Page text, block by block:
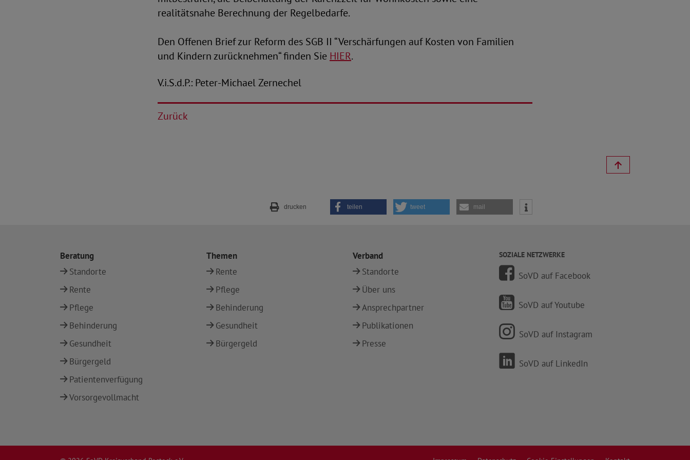
realitätsnahe Berechnung der Regelbedarfe.
Den Offenen Brief zur Reform des SGB II “Verschärfungen auf Kosten von Familien
und Kindern zurücknehmen“ finden Sie HIER.
V.i.S.d.P.: Peter-Michael Zernechel
Zurück
drucken teilen tweet mail
Beratung
Standorte
Rente
Pflege
Behinderung
Gesundheit
Bürgergeld
Patientenverfügung
Vorsorgevollmacht
Themen
Rente
Pflege
Behinderung
Gesundheit
Bürgergeld
Verband
Standorte
Über uns
Ansprechpartner
Publikationen
Presse
SOZIALE NETZWERKE
SoVD auf Facebook
SoVD auf Youtube
SoVD auf Instagram
SoVD auf LinkedIn